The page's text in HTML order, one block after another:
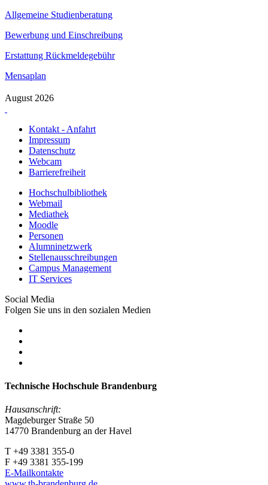
Allgemeine Studienberatung
Bewerbung und Einschreibung
Erstattung Rückmeldegebühr
Mensaplan
August 2026
Kontakt - Anfahrt
Impressum
Datenschutz
Webcam
Barrierefreiheit
Hochschulbibliothek
Webmail
Mediathek
Moodle
Personen
Alumninetzwerk
Stellenausschreibungen
Campus Management
IT Services
Social Media
Folgen Sie uns in den sozialen Medien
Technische Hochschule Brandenburg
Hausanschrift:
Magdeburger Straße 50
14770 Brandenburg an der Havel
T +49 3381 355-0
F +49 3381 355-199
E-Mailkontakte